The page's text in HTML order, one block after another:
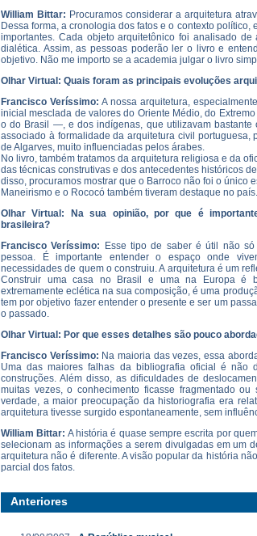
William Bittar: Procuramos considerar a arquitetura
Dessa forma, a cronologia dos fatos e o contexto
importantes. Cada objeto arquitetônico foi analisado
dialética. Assim, as pessoas poderão ler o livro e
objetivo. Não me importo se a academia julgar o livro
Olhar Virtual: Quais foram as principais evoluções
Francisco Veríssimo: A nossa arquitetura,
inicial mesclada de valores do Oriente Médio, do
o do Brasil —, e dos indígenas, que utilizavam bastante
associado à formalidade da arquitetura civil portuguesa,
de Algarves, muito influenciadas pelos árabes.
No livro, também tratamos da arquitetura religiosa e da
das técnicas construtivas e dos antecedentes históricos
disso, procuramos mostrar que o Barroco não foi o único
Maneirismo e o Rococó também tiveram destaque no país.
Olhar Virtual: Na sua opinião, por que é
brasileira?
Francisco Veríssimo: Esse tipo de saber é útil não
pessoa. É importante entender o espaço onde
necessidades de quem o construiu. A arquitetura é um
Construir uma casa no Brasil e uma na Europa é
extremamente eclética na sua composição, é uma
tem por objetivo fazer entender o presente e ser um
o passado.
Olhar Virtual: Por que esses detalhes são pouco
Francisco Veríssimo: Na maioria das vezes, essa
Uma das maiores falhas da bibliografia oficial é não
construções. Além disso, as dificuldades de
muitas vezes, o conhecimento ficasse fragmentado
verdade, a maior preocupação da historiografia era
arquitetura tivesse surgido espontaneamente, sem
William Bittar: A história é quase sempre escrita por
selecionam as informações a serem divulgadas em um
arquitetura não é diferente. A visão popular da história
parcial dos fatos.
Anteriores